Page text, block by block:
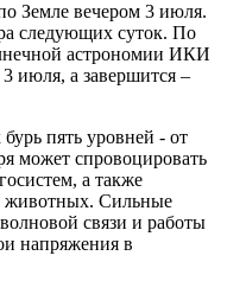
Земле вечером 3 июля.
следующих суток. По
астрономии ИКИ
июля, а завершится –
пять уровней - от
может спровоцировать
а также
животных. Сильные
связи и работы
напряжения в